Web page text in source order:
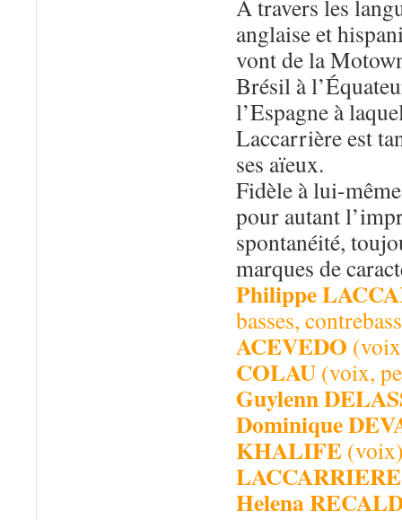
À travers les
anglaise et
vont de la
Brésil à
l’Espagne à
Laccarrière est
ses aïeux.
Fidèle à lui-
pour autant
spontanéité,
marques de
Philippe
basses,
ACEVEDO
COLAU (voix,
Guylenn
Dominique
KHALIFE
LACCARRIERE
Helena